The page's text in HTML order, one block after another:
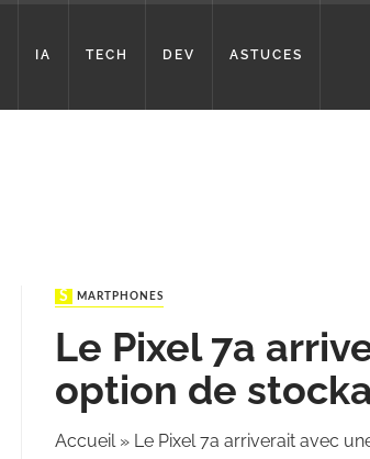
IA TECH DEV ASTUCES
SMARTPHONES
Le Pixel 7a
option de
Accueil» Le Pixel 7a arriverait avec